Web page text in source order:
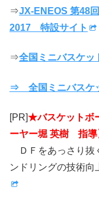
⇒JX-ENEOS 第48
2017 特設サイト
⇒全国ミニバスケッ
⇒ 全国ミニバスケ
[PR]★バスケットボ
ーヤー堀 英樹 指導
ＤＦをあっさり抜
ンドリングの技術